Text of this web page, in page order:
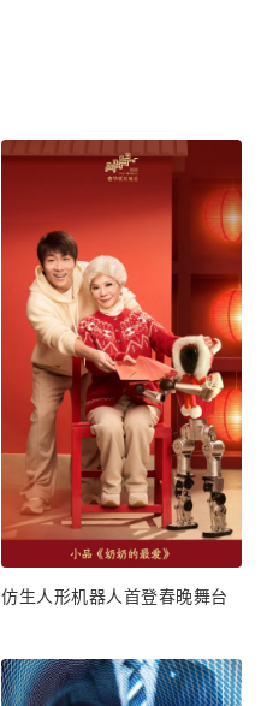
仿生人形机器人首登春晚舞台